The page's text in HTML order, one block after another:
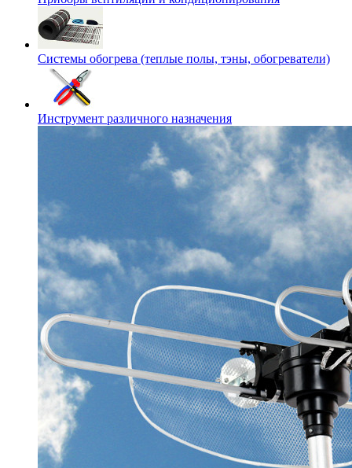
Системы обогрева (теплые полы, тэны, обогреватели)
Инструмент различного назначения